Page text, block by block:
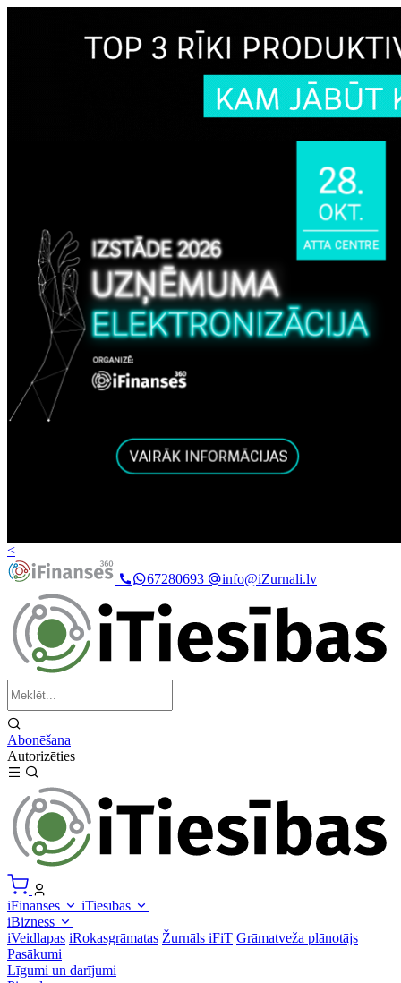
<
67280693
info@iZurnali.lv
Abonēšana
Autorizēties
iFinanses
iTiesības
iBizness
iVeidlapas iRokasgrāmatas Žurnāls iFiT Grāmatveža plānotājs
Pasākumi
Līgumi un darījumi